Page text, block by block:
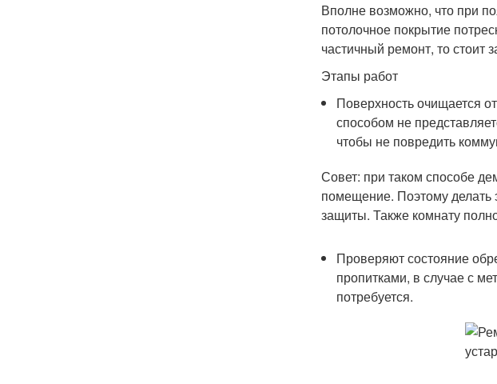
Вполне возможно, что при
потолочное покрытие
частичный ремонт, то стоит
Этапы работ
Поверхность очищается
способом не
чтобы не повредить
Совет: при таком способе
помещение. Поэтому делать
защиты. Также комнату
Проверяют состояние
пропитками, в случае с
потребуется.